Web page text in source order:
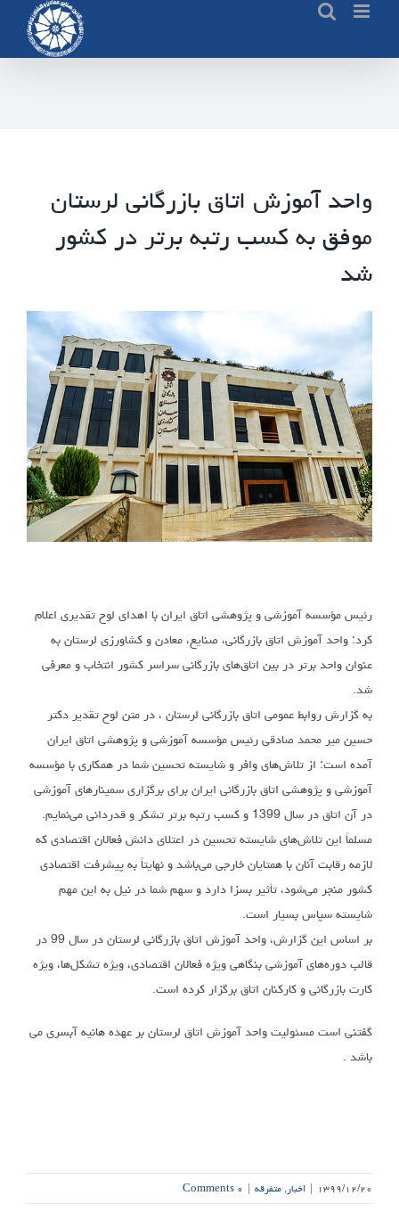
content
واحد‌ آموزش اتاق بازرگانی لرستان
موفق به کسب رتبه برتر د‌ر کشور
شد‌
رئیس مؤسسه آموزشی و پژوهشی اتاق ایران با اهدای لوح تقدیری اعلام
کرد: واحد آموزش اتاق بازرگانی، صنایع، معادن و کشاورزی لرستان به
عنوان واحد برتر در بین اتاق‌های بازرگانی سراسر کشور انتخاب و معرفی
شد.
به گزارش روابط عمومی اتاق بازرگانی لرستان ، در متن لوح تقدیر دکتر
حسین میر محمد صادقی رئیس مؤسسه آموزشی و پژوهشی اتاق ایران
آمده است: از تلاش‌های وافر و شایسته تحسین شما در همکاری با مؤسسه
آموزشی و پژوهشی اتاق بازرگانی ایران برای برگزاری سمینارهای آموزشی
در آن اتاق در سال 1399 و کسب رتبه برتر تشکر و قدردانی می‌نمایم.
مسلماً این تلاش‌های شایسته تحسین در اعتلای دانش فعالان اقتصادی که
لازمه رقابت آنان با همتایان خارجی می‌باشد و نهایتاً به پیشرفت اقتصادی
کشور منجر می‌شود، تأثیر بسزا دارد و سهم شما در نیل به این مهم
شایسته سپاس بسیار است.
بر اساس این گزارش، واحد آموزش اتاق بازرگانی لرستان در سال 99 در
قالب دوره‌های آموزشی بنگاهی ویژه فعالان اقتصادی، ویژه تشکل‌ها، ویژه
کارت بازرگانی و کارکنان اتاق برگزار کرده است.
گفتنی است مسئولیت واحد آموزش اتاق لرستان بر عهده هانیه آبسری می
باشد .
۱۳۹۹/۱۲/۲۰ | اخبار,متفرقه | ۰ Comments